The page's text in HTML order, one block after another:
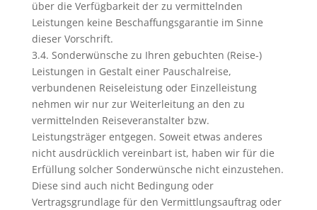
über die Verfügbarkeit der zu vermittelnden
Leistungen keine Beschaffungsgarantie im Sinne
dieser Vorschrift.
3.4. Sonderwünsche zu Ihren gebuchten (Reise-)
Leistungen in Gestalt einer Pauschalreise,
verbundenen Reiseleistung oder Einzelleistung
nehmen wir nur zur Weiterleitung an den zu
vermittelnden Reiseveranstalter bzw.
Leistungsträger entgegen. Soweit etwas anderes
nicht ausdrücklich vereinbart ist, haben wir für die
Erfüllung solcher Sonderwünsche nicht einzustehen.
Diese sind auch nicht Bedingung oder
Vertragsgrundlage für den Vermittlungsauftrag oder